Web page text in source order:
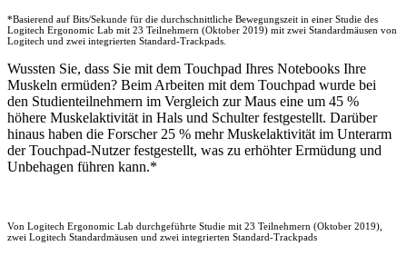
*Basierend auf Bits/Sekunde für die durchschnittliche Bewegungszeit in einer Studie des
Logitech Ergonomic Lab mit 23 Teilnehmern (Oktober 2019) mit zwei Standardmäusen von
Logitech und zwei integrierten Standard-Trackpads.
Wussten Sie, dass Sie mit dem Touchpad Ihres Notebooks Ihre
Muskeln ermüden? Beim Arbeiten mit dem Touchpad wurde bei
den Studienteilnehmern im Vergleich zur Maus eine um 45 %
höhere Muskelaktivität in Hals und Schulter festgestellt. Darüber
hinaus haben die Forscher 25 % mehr Muskelaktivität im Unterarm
der Touchpad-Nutzer festgestellt, was zu erhöhter Ermüdung und
Unbehagen führen kann.*
Von Logitech Ergonomic Lab durchgeführte Studie mit 23 Teilnehmern (Oktober 2019),
zwei Logitech Standardmäusen und zwei integrierten Standard-Trackpads